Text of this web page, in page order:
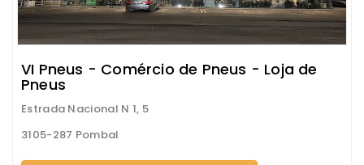
VI Pneus - Comércio de Pneus - Loja de
Pneus
Estrada Nacional N 1, 5
3105-287 Pombal